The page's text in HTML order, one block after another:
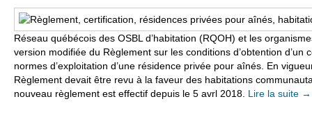
Réseau québécois des OSBL d’habitation (RQOH) et les
version modifiée du Règlement sur les conditions d’obtention d’un
normes d’exploitation d’une résidence privée pour aînés. En
Règlement devait être revu à la faveur des habitations
nouveau règlement est effectif depuis le 5 avrl 2018. Lire la suite →